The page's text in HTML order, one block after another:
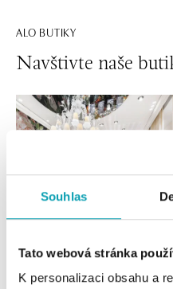
Souhlas
Tato webová stránka
K personalizaci obsahu a
ALO BUTIKY
Navštivte naše